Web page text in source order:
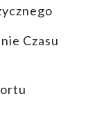
Czasu